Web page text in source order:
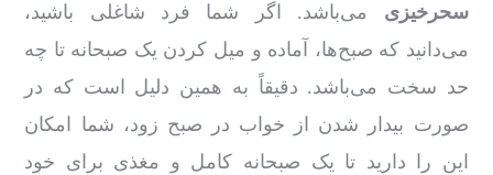
سحرخیزی می‌باشد. اگر شما فرد شاغلی باشید،
می‌دانید که صبح‌ها، آماده و میل کردن یک صبحانه تا چه
حد سخت می‌باشد. دقیقاً به ‌همین دلیل است که در
صورت بیدار شدن از خواب در صبح زود، شما امکان
این را دارید تا یک صبحانه کامل و مغذی برای خود